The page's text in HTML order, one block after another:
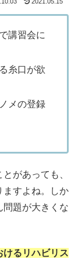
講習会に
糸口が欲
メの登録
があっても、
ますよね。しか
問題が大きくな
けるリハビリス